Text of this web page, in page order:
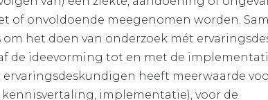
of onvoldoende meegenomen worden.
het doen van onderzoek mét
de ideevorming tot en met de
heeft meerwaarde
implementatie), voor de